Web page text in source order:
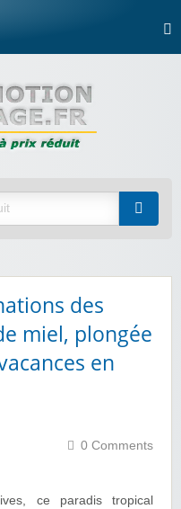
des
miel, plongée
en
0 Comments
ce paradis tropical